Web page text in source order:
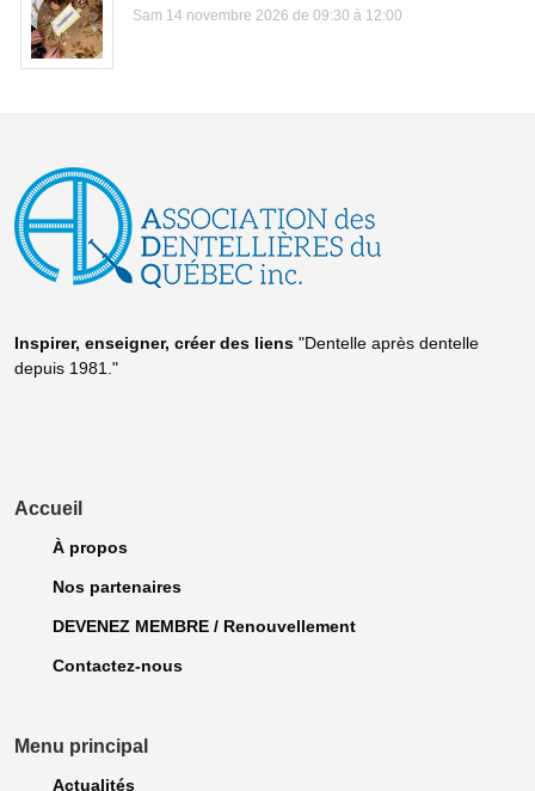
Sam 14 novembre 2026 de 09:30 à 12:00
Inspirer, enseigner, créer des liens "Dentelle après dentelle
depuis 1981."
Accueil
À propos
Nos partenaires
DEVENEZ MEMBRE / Renouvellement
Contactez-nous
Menu principal
Actualités